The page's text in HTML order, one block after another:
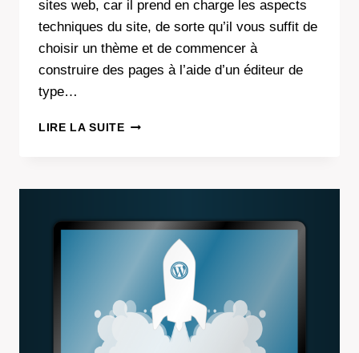
sites web, car il prend en charge les aspects
techniques du site, de sorte qu’il vous suffit de
choisir un thème et de commencer à
construire des pages à l’aide d’un éditeur de
type…
LIRE LA SUITECOMMENT
À
?